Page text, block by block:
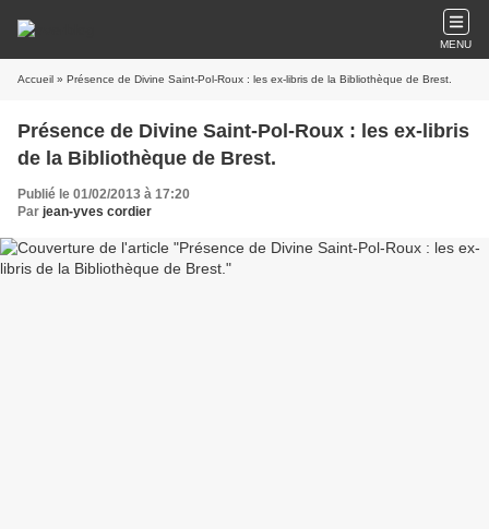
MENU
Accueil » Présence de Divine Saint-Pol-Roux : les ex-libris de la Bibliothèque de Brest.
Présence de Divine Saint-Pol-Roux : les ex-libris
de la Bibliothèque de Brest.
Publié le 01/02/2013 à 17:20
Par jean-yves cordier